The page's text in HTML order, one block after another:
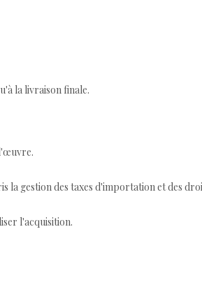
la livraison finale.
gestion des taxes d'importation et des
l'acquisition.